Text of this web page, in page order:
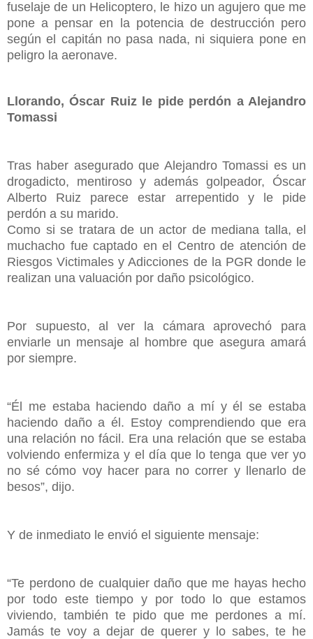
fuselaje de un Helicoptero, le hizo un agujero que me
pone a pensar en la potencia de destrucción pero
según el capitán no pasa nada, ni siquiera pone en
peligro la aeronave.
Llorando, Óscar Ruiz le pide perdón a Alejandro
Tomassi
Tras haber asegurado que Alejandro Tomassi es un
drogadicto, mentiroso y además golpeador, Óscar
Alberto Ruiz parece estar arrepentido y le pide
perdón a su marido.
Como si se tratara de un actor de mediana talla, el
muchacho fue captado en el Centro de atención de
Riesgos Victimales y Adicciones de la PGR donde le
realizan una valuación por daño psicológico.
Por supuesto, al ver la cámara aprovechó para
enviarle un mensaje al hombre que asegura amará
por siempre.
“Él me estaba haciendo daño a mí y él se estaba
haciendo daño a él. Estoy comprendiendo que era
una relación no fácil. Era una relación que se estaba
volviendo enfermiza y el día que lo tenga que ver yo
no sé cómo voy hacer para no correr y llenarlo de
besos”, dijo.
Y de inmediato le envió el siguiente mensaje:
“Te perdono de cualquier daño que me hayas hecho
por todo este tiempo y por todo lo que estamos
viviendo, también te pido que me perdones a mí.
Jamás te voy a dejar de querer y lo sabes, te he